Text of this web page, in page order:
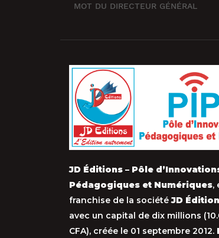
MOT DU DIRECTEUR GÉNÉRAL
JD Éditions – Pôle
Pédagogiques et Numériques,
franchise de la sociétéJD
avec un capital de dix millions
CFA), créée le 01 septembre 2012.